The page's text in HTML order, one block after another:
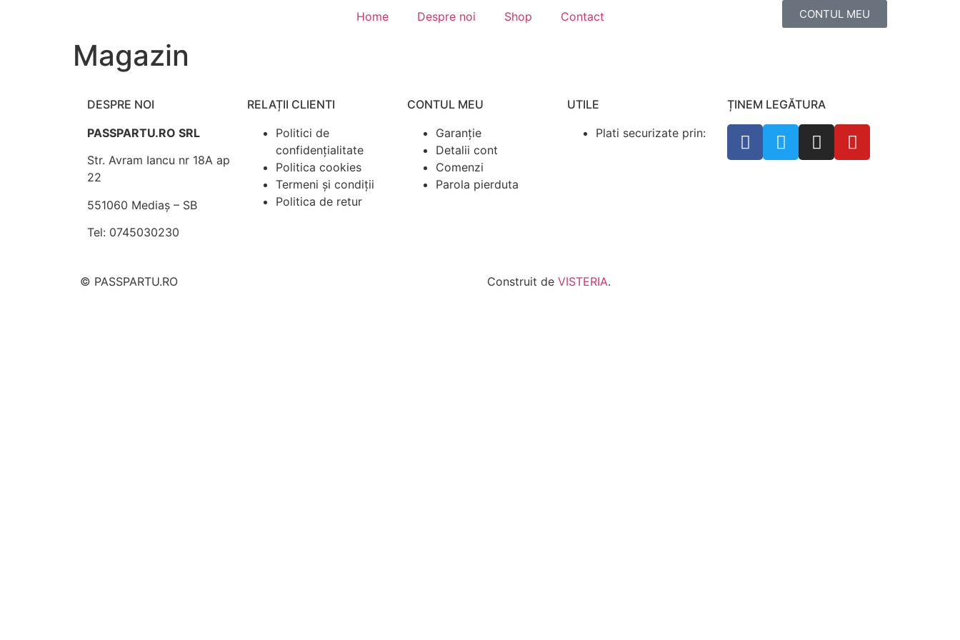
Home Despre noi Shop Contact CONTUL MEU
Magazin
DESPRE NOI
PASSPARTU.RO SRL
Str. Avram Iancu nr 18A ap
22
551060 Mediaș – SB
Tel: 0745030230
RELAȚII CLIENTI
Politici de
confidențialitate
Politica cookies
Termeni și condiții
Politica de retur
CONTUL MEU
Garanție
Detalii cont
Comenzi
Parola pierduta
UTILE
Plati securizate prin:
ȚINEM LEGĂTURA
© PASSPARTU.RO Construit de VISTERIA.